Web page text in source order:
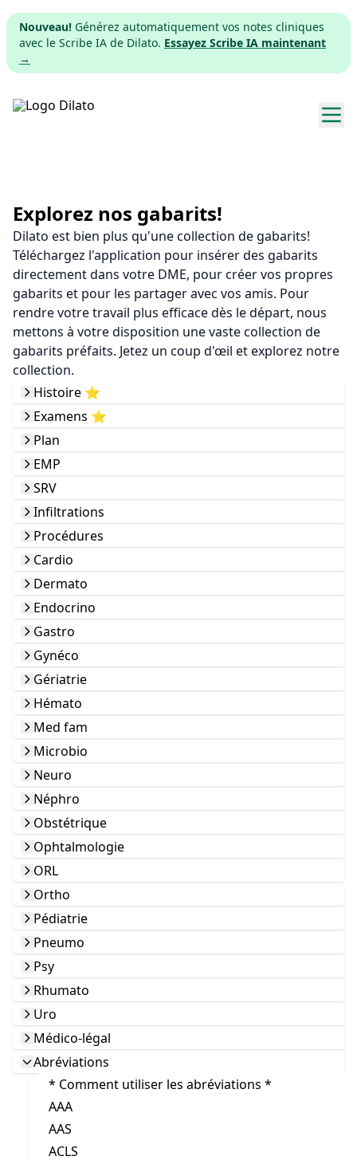
Nouveau! Générez automatiquement vos notes cliniques
avec le Scribe IA de Dilato. Essayez Scribe IA maintenant
→
Tarifs
Télécharger
App web
S'inscrire
Explorez nos gabarits!
Dilato est bien plus qu'une collection de gabarits!
Téléchargez l'application pour insérer des gabarits
directement dans votre DME, pour créer vos propres
gabarits et pour les partager avec vos amis. Pour
rendre votre travail plus efficace dès le départ, nous
mettons à votre disposition une vaste collection de
gabarits préfaits. Jetez un coup d'œil et explorez notre
collection.
Histoire ⭐️
Examens ⭐️
Plan
EMP
SRV
Infiltrations
Procédures
Cardio
Dermato
Endocrino
Gastro
Gynéco
Gériatrie
Hémato
Med fam
Microbio
Neuro
Néphro
Obstétrique
Ophtalmologie
ORL
Ortho
Pédiatrie
Pneumo
Psy
Rhumato
Uro
Médico-légal
Abréviations
* Comment utiliser les abréviations *
AAA
AAS
ACLS